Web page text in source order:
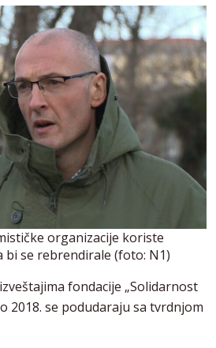
organizacije koriste
bi se rebrendirale (foto: N1)
fondacije „Solidarnost
2018. se podudaraju sa tvrdnjom